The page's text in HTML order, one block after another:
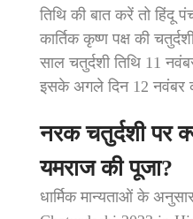
तिथि की बात करें तो हिंदू
कार्तिक कृष्ण पक्ष की
साल चतुर्दशी तिथि 11
इसके अगले दिन 12 नवंबर को
नरक चतुर्दशी पर
यमराज की पूजा?
धार्मिक मान्यताओं के